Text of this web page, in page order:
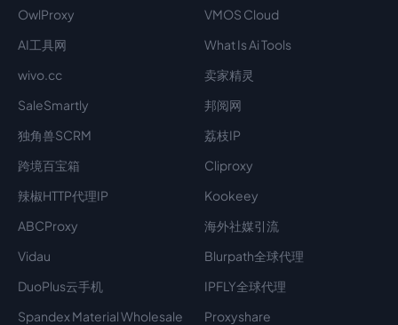
OwlProxy
VMOS Cloud
AI工具网
What Is Ai Tools
wivo.cc
卖家精灵
SaleSmartly
邦阅网
独角兽SCRM
荔枝IP
跨境百宝箱
Cliproxy
辣椒HTTP代理IP
Kookeey
ABCProxy
海外社媒引流
Vidau
Blurpath全球代理
DuoPlus云手机
IPFLY全球代理
Spandex Material Wholesale​
Proxyshare